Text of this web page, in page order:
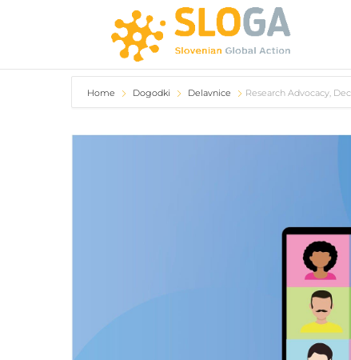
Home Dogodki Delavnice Research Advocacy,